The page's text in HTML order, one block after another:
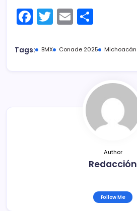
F
a
c
T
w
itt
E
m
ai m
ar
tir
Tags: BMX Conade 2025 Michoacán
Author
Redacción
Follow Me